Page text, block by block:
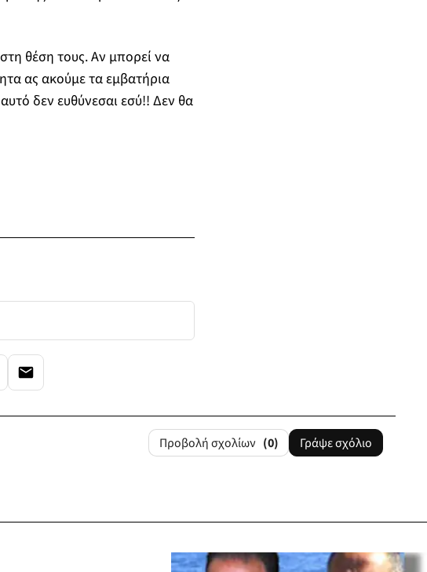
θέση τους. Αν μπορεί να
ας ακούμε τα εμβατήρια
δεν ευθύνεσαι εσύ!! Δεν θα
Προβολή σχολίων (0) Γράψε σχόλιο